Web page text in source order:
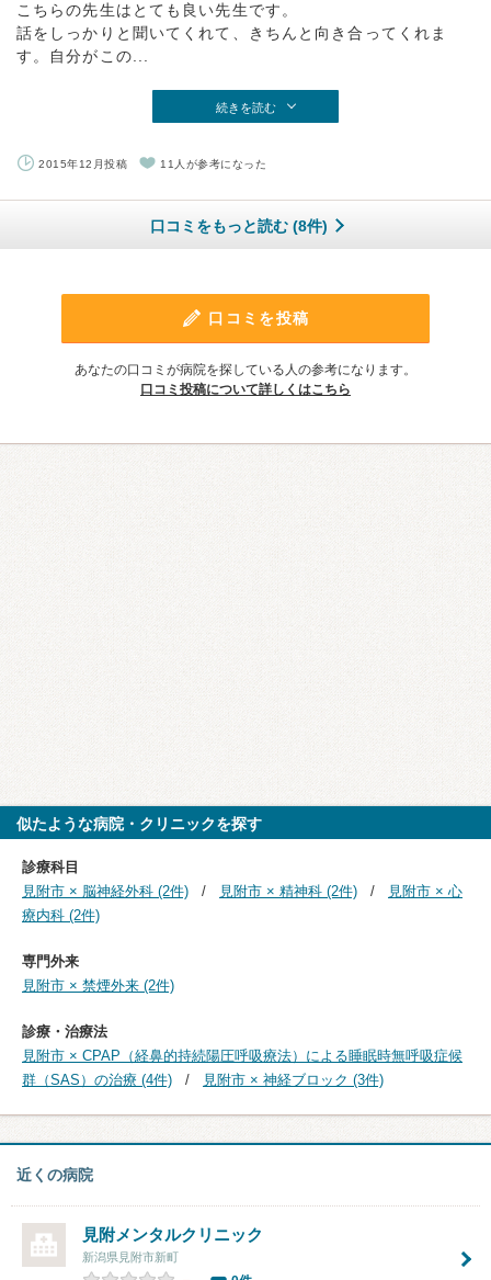
こちらの先生はとても良い先生です。
話をしっかりと聞いてくれて、きちんと向き合ってくれま
す。自分がこの...
続きを読む
2015年12月投稿 11人が参考になった
口コミをもっと読む (8件)
口コミを投稿
あなたの口コミが病院を探している人の参考になります。
口コミ投稿について詳しくはこちら
似たような病院・クリニックを探す
診療科目
見附市 × 脳神経外科 (2件)
見附市 × 精神科 (2件)
見附市 × 心
療内科 (2件)
専門外来
見附市 × 禁煙外来 (2件)
診療・治療法
見附市 × CPAP（経鼻的持続陽圧呼吸療法）による睡眠時無呼吸症候
群（SAS）の治療 (4件)
見附市 × 神経ブロック (3件)
近くの病院
見附メンタルクリニック
新潟県見附市新町